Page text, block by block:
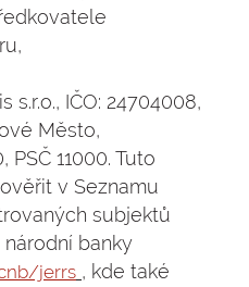
s.r.o., IČO: 24704008,
Město,
11000. Tuto
v Seznamu
subjektů
banky
jerrs , kde také